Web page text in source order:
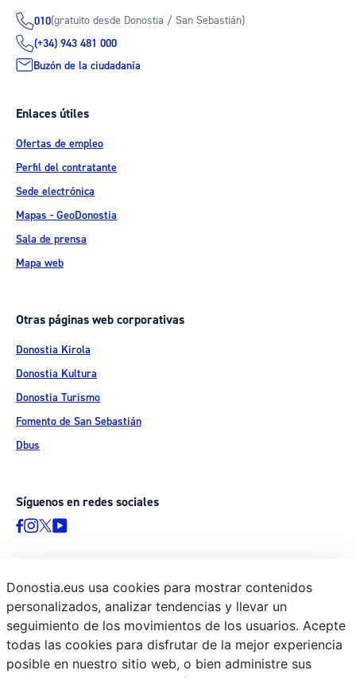
010(gratuito desde Donostia / San Sebastián)
(+34) 943 481 000
Buzón de la ciudadanía
Enlaces útiles
Ofertas de empleo
Perfil del contratante
Sede electrónica
Mapas - GeoDonostia
Sala de prensa
Mapa web
Otras páginas web corporativas
Donostia Kirola
Donostia Kultura
Donostia Turismo
Fomento de San Sebastián
Dbus
Síguenos en redes sociales
© Donostiako Udala - Ayuntamiento de Donostia / San Sebastián
Ijentea 1, 20003 Donostia / San Sebastián
Aviso legal
Política de privacidad
Donostia.eus usa cookies para mostrar contenidos
personalizados, analizar tendencias y llevar un
seguimiento de los movimientos de los usuarios. Acepte
todas las cookies para disfrutar de la mejor experiencia
posible en nuestro sitio web, o bien administre sus